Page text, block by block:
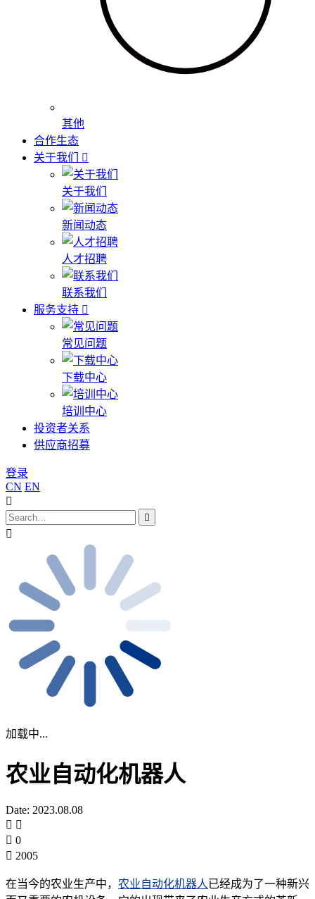
其他
合作生态
关于我们
关于我们
新闻动态
人才招聘
联系我们
服务支持
常见问题
下载中心
培训中心
投资者关系
供应商招募
登录
CN EN
加载中...
农业自动化机器人
Date: 2023.08.08
0
2005
在当今的农业生产中， 农业自动化机器人已经成为了一种新兴